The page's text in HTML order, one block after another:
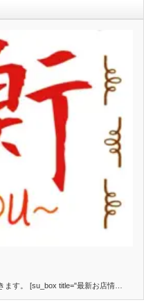
ます。 [su_box title="最新お店情…